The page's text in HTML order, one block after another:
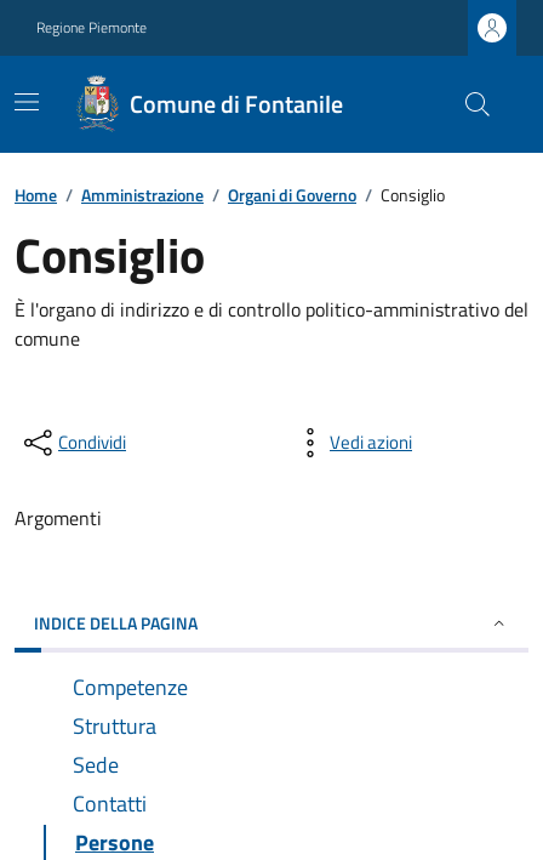
Regione Piemonte
Comune di Fontanile
Home / Amministrazione / Organi di Governo / Consiglio
Consiglio
È l'organo di indirizzo e di controllo politico-amministrativo del
comune
Condividi Vedi azioni
Argomenti
INDICE DELLA PAGINA
Competenze
Struttura
Sede
Contatti
Persone